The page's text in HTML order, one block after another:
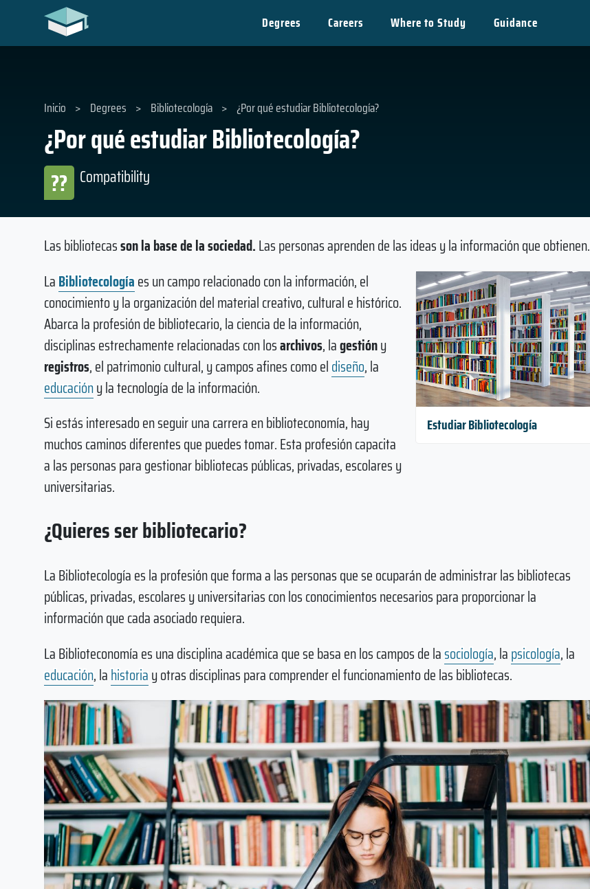
Degrees Careers Where to Study Guidance
¿Por qué estudiar Bibliotecología?
Compatibility
??
Inicio > Degrees > Bibliotecología > ¿Por qué estudiar Bibliotecología?
Las bibliotecasson la base de la sociedad.Las personas aprenden de las ideas y la información que obtienen.
Estudiar Bibliotecología
LaBibliotecologíaes un campo relacionado con la información, el
conocimiento y la organización del material creativo, cultural e histórico.
Abarca la profesión de bibliotecario, la ciencia de la información,
disciplinas estrechamente relacionadas con losarchivos, lagestióny
registros, el patrimonio cultural, y campos afines como eldiseño, la
educacióny la tecnología de la información.
Si estás interesado en seguir una carrera en biblioteconomía, hay
muchos caminos diferentes que puedes tomar. Esta profesión capacita
a las personas para gestionar bibliotecas públicas, privadas, escolares y
universitarias.
¿Quieres ser bibliotecario?
La Bibliotecología es la profesión que forma a las personas que se ocuparán de administrar las bibliotecas
públicas, privadas, escolares y universitarias con los conocimientos necesarios para proporcionar la
información que cada asociado requiera.
La Biblioteconomía es una disciplina académica que se basa en los campos de lasociología, lapsicología, la
educación, lahistoriay otras disciplinas para comprender el funcionamiento de las bibliotecas.